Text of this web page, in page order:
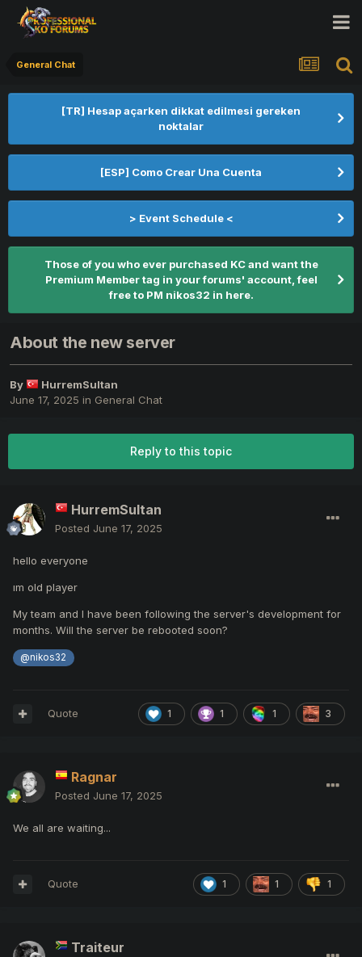
General Chat
[TR] Hesap açarken dikkat edilmesi gereken
noktalar
[ESP] Como Crear Una Cuenta
> Event Schedule <
Those of you who ever purchased KC and want the
Premium Member tag in your forums' account, feel
free to PM nikos32 in here.
About the new server
By
HurremSultan
June 17, 2025 in General Chat
Reply to this topic
HurremSultan
Posted June 17, 2025
hello everyone
ım old player
My team and I have been following the server's development for
months. Will the server be rebooted soon?
@nikos32
1 1 1 3
Quote
Ragnar
Posted June 17, 2025
We all are waiting...
1 1 1
Quote
Traiteur